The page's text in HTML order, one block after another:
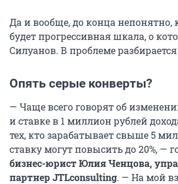
Да и вообще, до конца непонятно,
будет прогрессивная шкала, о
Силуанов. В проблеме разбирается
Опять серые конверты?
— Чаще всего говорят об
и ставке в 1 миллион рублей
тех, кто зарабатывает свыше 5
ставку могут повысить до 20%, —
бизнес-юрист Юлия Ченцова,
партнер JTLconsulting. — На мой